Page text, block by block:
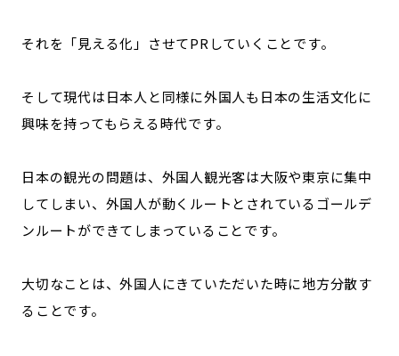
それを「見える化」させてPRしていくことです。
そして現代は日本人と同様に外国人も日本の生活文化に
興味を持ってもらえる時代です。
日本の観光の問題は、外国人観光客は大阪や東京に集中
してしまい、外国人が動くルートとされているゴールデ
ンルートができてしまっていることです。
大切なことは、外国人にきていただいた時に地方分散す
ることです。